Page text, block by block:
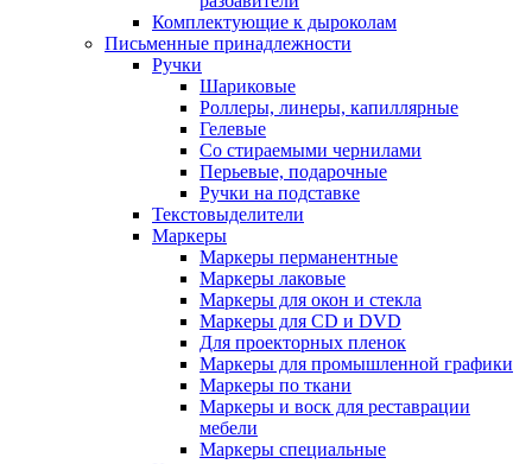
Комплектующие к дыроколам
Письменные принадлежности
Ручки
Шариковые
Роллеры, линеры, капиллярные
Гелевые
Со стираемыми чернилами
Перьевые, подарочные
Ручки на подставке
Текстовыделители
Маркеры
Маркеры перманентные
Маркеры лаковые
Маркеры для окон и стекла
Маркеры для CD и DVD
Для проекторных пленок
Маркеры для промышленной графики
Маркеры по ткани
Маркеры и воск для реставрации
мебели
Маркеры специальные